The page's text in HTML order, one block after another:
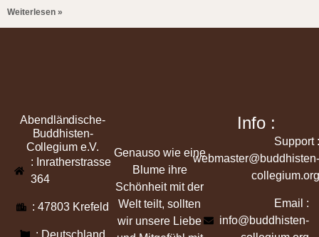
Weiterlesen »
Abendländische-
Buddhisten-
Collegium e.V.
: Inratherstrasse
364
: 47803 Krefeld
: Deutschland
Genauso wie eine
Blume ihre
Schönheit mit der
Welt teilt, sollten
wir unsere Liebe
Info :
Support :
webmaster@buddhisten-
collegium.org
Email :
info@buddhisten-